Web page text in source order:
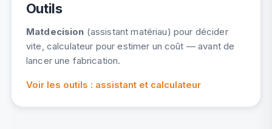
Outils
Matdecision (assistant matériau) pour décider
vite, calculateur pour estimer un coût — avant de
lancer une fabrication.
Voir les outils : assistant et calculateur